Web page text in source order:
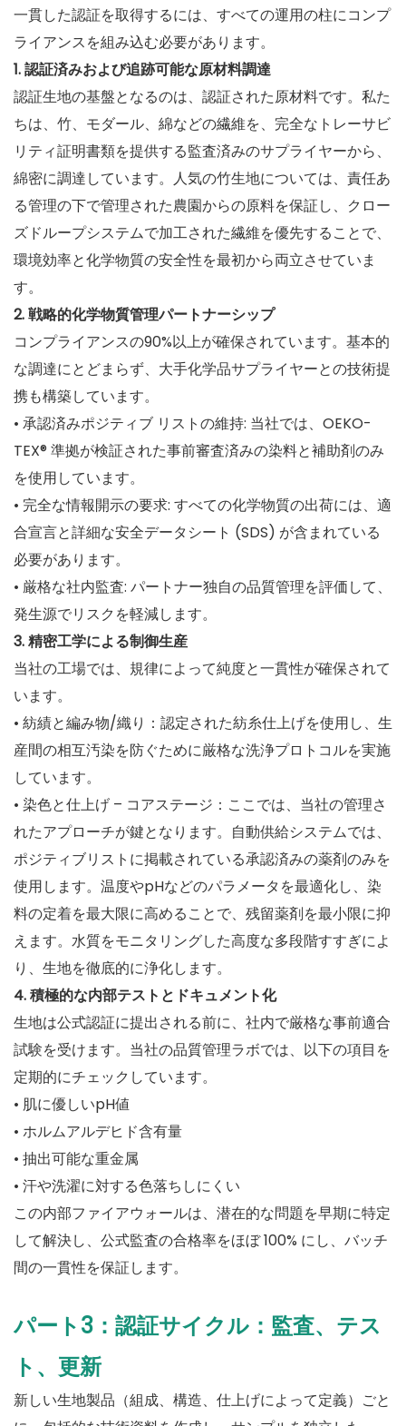
一貫した認証を取得するには、すべての運用の柱にコンプ
ライアンスを組み込む必要があります。
1. 認証済みおよび追跡可能な原材料調達
認証生地の基盤となるのは、認証された原材料です。私た
ちは、竹、モダール、綿などの繊維を、完全なトレーサビ
リティ証明書類を提​​供する監査済みのサプライヤーから、
綿密に調達しています。人気の竹生地については、責任あ
る管理の下で管理された農園からの原料を保証し、クロー
ズドループシステムで加工された繊維を優先することで、
環境効率と化学物質の安全性を最初から両立させていま
す。
2. 戦略的化学物質管理パートナーシップ
コンプライアンスの90%以上が確保されています。基本的
な調達にとどまらず、大手化学品サプライヤーとの技術提
携も構築しています。
• 承認済みポジティブ リストの維持: 当社では、OEKO-
TEX® 準拠が検証された事前審査済みの染料と補助剤のみ
を使用しています。
• 完全な情報開示の要求: すべての化学物質の出荷には、適
合宣言と詳細な安全データシート (SDS) が含まれている
必要があります。
• 厳格な社内監査: パートナー独自の品質管理を評価して、
発生源でリスクを軽減します。
3. 精密工学による制御生産
当社の工場では、規律によって純度と一貫性が確保されて
います。
• 紡績と編み物/織り：認定された紡糸仕上げを使用し、生
産間の相互汚染を防ぐために厳格な洗浄プロトコルを実施
しています。
• 染色と仕上げ – コアステージ：ここでは、当社の管理さ
れたアプローチが鍵となります。自動供給システムでは、
ポジティブリストに掲載されている承認済みの薬剤のみを
使用します。温度やpHなどのパラメータを最適化し、染
料の定着を最大限に高めることで、残留薬剤を最小限に抑
えます。水質をモニタリングした高度な多段階すすぎによ
り、生地を徹底的に浄化します。
4. 積極的な内部テストとドキュメント化
生地は公式認証に提出される前に、社内で厳格な事前適合
試験を受けます。当社の品質管理ラボでは、以下の項目を
定期的にチェックしています。
• 肌に優しいpH値
• ホルムアルデヒド含有量
• 抽出可能な重金属
• 汗や洗濯に対する色落ちしにくい
この内部ファイアウォールは、潜在的な問題を早期に特定
して解決し、公式監査の合格率をほぼ 100% にし、バッチ
間の一貫性を保証します。
パート3：認証サイクル：監査、テス
ト、更新
新しい生地製品（組成、構造、仕上げによって定義）ごと